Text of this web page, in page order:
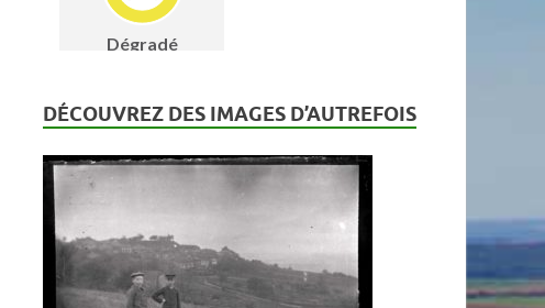
DÉCOUVREZ DES IMAGES D’AUTREFOIS